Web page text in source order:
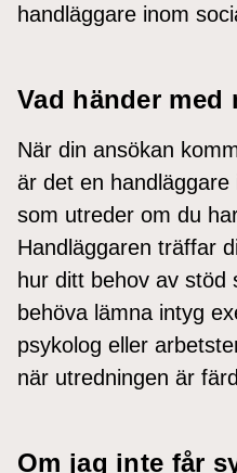
handläggare inom
Vad händer med
När din ansökan
är det en handläggare
som utreder om du
Handläggaren träffar
hur ditt behov av stöd
behöva lämna intyg
psykolog eller
när utredningen är
Om jag inte får